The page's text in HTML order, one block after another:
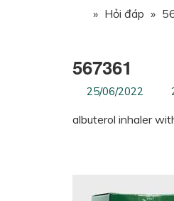
» Hỏi đáp »
567361
25/06/2022
albuterol inhaler